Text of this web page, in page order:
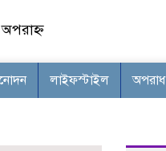
লাইফস্টাইল অপরাধ